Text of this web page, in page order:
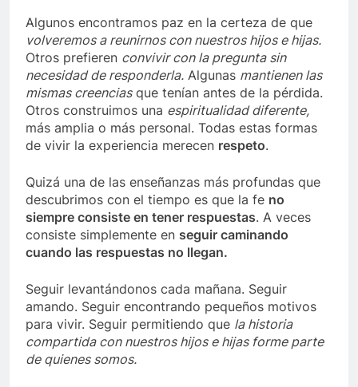
Algunos encontramos paz en la certeza de que
volveremos a reunirnos con nuestros hijos e hijas.
Otros prefieren convivir con la pregunta sin
necesidad de responderla. Algunas mantienen las
mismas creenciasque tenían antes de la pérdida.
Otros construimos una espiritualidad diferente,
más amplia o más personal. Todas estas formas
de vivir la experiencia merecen respeto.
Quizá una de las enseñanzas más profundas que
descubrimos con el tiempo es que la fe no
siempre consiste en tener respuestas. A veces
consiste simplemente en seguir caminando
cuando las respuestas no llegan.
Seguir levantándonos cada mañana. Seguir
amando. Seguir encontrando pequeños motivos
para vivir. Seguir permitiendo que la historia
compartida con nuestros hijos e hijas forme parte
de quienes somos.